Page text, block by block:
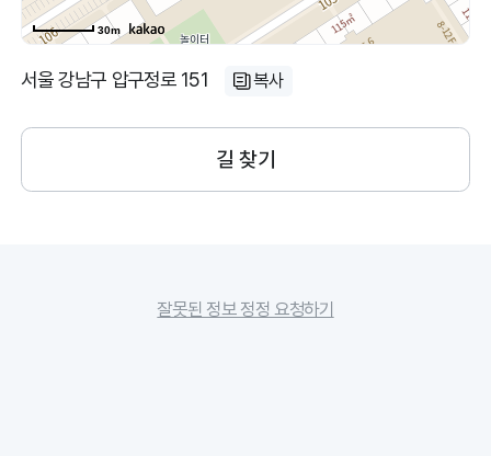
30m
서울 강남구 압구정로 151 복사
길 찾기
잘못된 정보 정정 요청하기